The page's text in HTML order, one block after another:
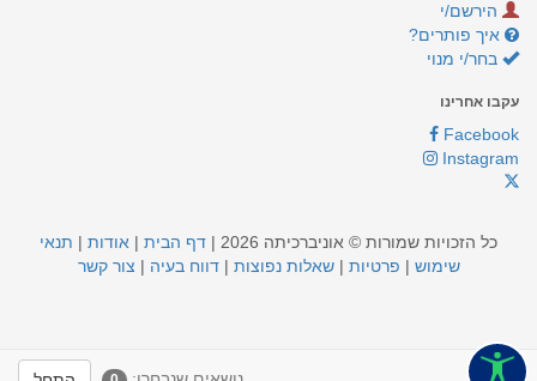
הירשם/י
איך פותרים?
בחר/י מנוי
עקבו אחרינו
Facebook
Instagram
כל הזכויות שמורות © אוניברכיתה 2026 | דף הבית | אודות | תנאי
שימוש | פרטיות |שאלות נפוצות |דווח בעיה | צור קשר